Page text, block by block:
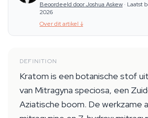
Beoordeeld door Joshua Askew · Laatst
2026
Over dit artikel ↓
DEFINITION
Kratom is een botanische stof
van Mitragyna speciosa, een
Aziatische boom. De werkzame